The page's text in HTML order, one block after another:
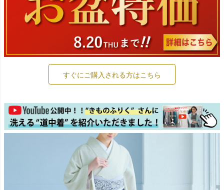
すぐにご購入される方はこちら